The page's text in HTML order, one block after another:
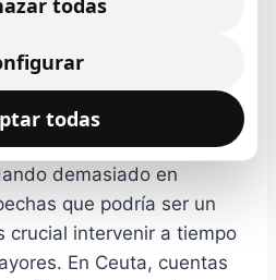
problemas
demasiado en
que podría ser un
crucial intervenir a tiempo
En Ceuta, cuentas
todas
todas